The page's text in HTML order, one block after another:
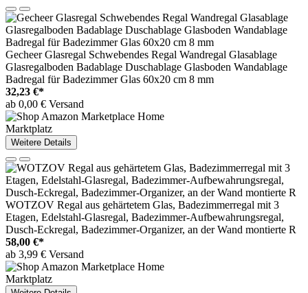
Gecheer Glasregal Schwebendes Regal Wandregal Glasablage
Glasregalboden Badablage Duschablage Glasboden Wandablage
Badregal für Badezimmer Glas 60x20 cm 8 mm
32,23 €*
ab 0,00 € Versand
Marktplatz
Weitere Details
WOTZOV Regal aus gehärtetem Glas, Badezimmerregal mit 3
Etagen, Edelstahl-Glasregal, Badezimmer-Aufbewahrungsregal,
Dusch-Eckregal, Badezimmer-Organizer, an der Wand montierte R
58,00 €*
ab 3,99 € Versand
Marktplatz